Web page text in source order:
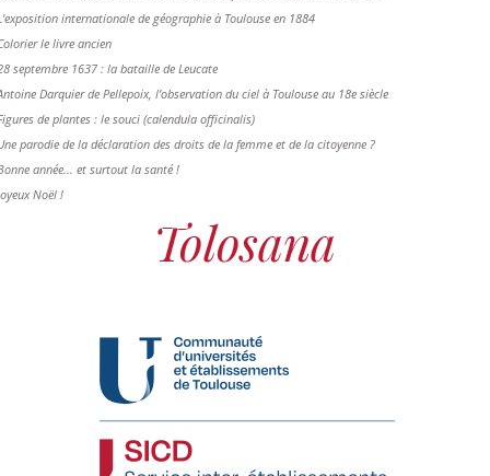
internationale de géographie à Toulouse en 1884
le livre ancien
septembre 1637 : la bataille de Leucate
Darquier de Pellepoix, l’observation du ciel à Toulouse au 18e siècle
de plantes : le souci (calendula officinalis)
parodie de la déclaration des droits de la femme et de la citoyenne ?
année... et surtout la santé !
Noël !